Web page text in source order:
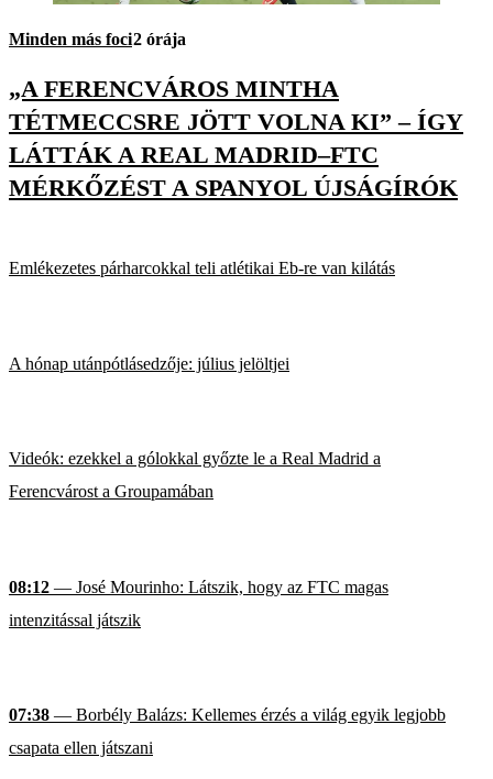
Minden más foci2 órája
„A FERENCVÁROS MINTHA
TÉTMECCSRE JÖTT VOLNA KI” – ÍGY
LÁTTÁK A REAL MADRID–FTC
MÉRKŐZÉST A SPANYOL ÚJSÁGÍRÓK
Emlékezetes párharcokkal teli atlétikai Eb-re van kilátás
A hónap utánpótlásedzője: július jelöltjei
Videók: ezekkel a gólokkal győzte le a Real Madrid a
Ferencvárost a Groupamában
08:12 — José Mourinho: Látszik, hogy az FTC magas
intenzitással játszik
07:38 — Borbély Balázs: Kellemes érzés a világ egyik legjobb
csapata ellen játszani